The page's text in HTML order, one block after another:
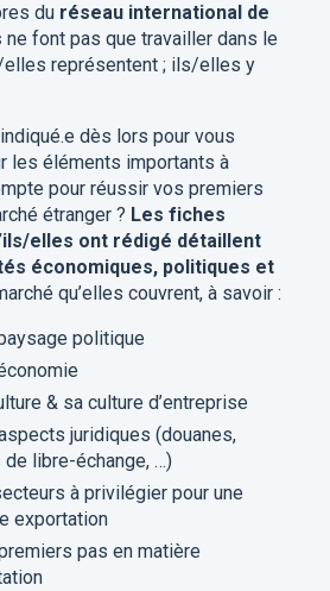
du réseau international de
ne font pas que travailler dans le
elles représentent ; ils/elles y
dès lors pour vous
les éléments importants à
pour réussir vos premiers
étranger ? Les fiches
elles ont rédigé détaillent
économiques, politiques et
qu’elles couvrent, à savoir :
politique
& sa culture d’entreprise
juridiques (douanes,
de libre-échange, …)
à privilégier pour une
exportation
pas en matière